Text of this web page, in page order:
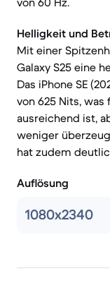
Helligkeit und
Mit einer
Galaxy S25 eine
Das iPhone SE
von 625 Nits,
ausreichend ist,
weniger
hat zudem
Auflösung
1080x2340